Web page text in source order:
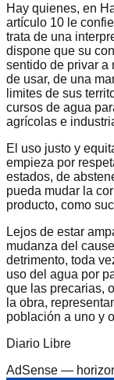
Hay quienes, en
artículo 10 le
trata de una
dispone que su
sentido de privar a
de usar, de una
limites de sus
cursos de agua
agrícolas e
El uso justo y
empieza por
estados, de
pueda mudar la
producto, como
Lejos de estar
mudanza del
detrimento, toda
uso del agua por
que las precarias,
la obra,
población a uno y
Diario Libre
AdSense —